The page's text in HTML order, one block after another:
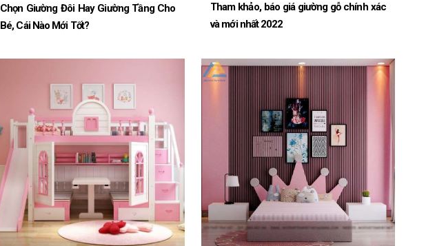
Chọn Giường Đôi Hay Giường Tầng Cho
Bé, Cái Nào Mới Tốt?
Tham khảo, báo giá giường gỗ chính xác
và mới nhất 2022